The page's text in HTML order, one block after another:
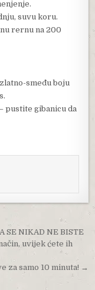
suvu koru.
rernu na 200
smeđu boju
pustite gibanicu da
SE NIKAD NE BISTE
uvijek ćete ih
za samo 10 minuta! →